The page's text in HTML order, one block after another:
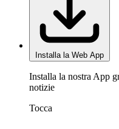
Installa la Web App
Installa la nostra App
notizie
Tocca